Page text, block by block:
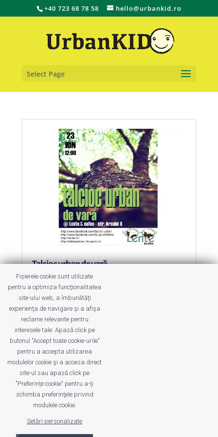
+40 723 68 78 58 hello@urbankid.ro
Select Page
Talcioc urban de vară
byRoxana Jilăveanu
Evenimente
Pe 23 iunie, adică sâmbătă, avem
talcioc urban de vară.
Despre noi Publicitate
Privacy
© UrbanKID. Proiect dezvoltat de Dana și
Fișierele cookie sunt utilizate
pentru a optimiza funcţionalitatea
site-ului web, a îmbunătăţi
experienţa de navigare şi a afişa
reclame relevante pentru
interesele tale. Apasă click pe
butonul "Accept toate cookie-urile"
pentru a accepta utilizarea
modulelor cookie şi a accesa direct
site-ul sau apasă click pe
"Preferințe cookie" pentru a-ţi
schimba preferinţele privind
modulele cookie.
Setări personalizate